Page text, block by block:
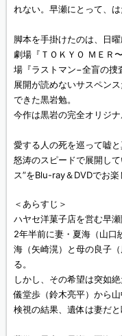
れない。早瀬にとって、
脚本を手掛けたのは、日
劇場『ＴＯＫＹＯ ＭＥＲ
場『ラストマン−全盲の
展開が読めないサスペン
できた黒岩勉。
今作は黒岩の完全オリジ
愛する人の死を巡って嘘
怒涛のスピードで展開し
ス”をBlu-ray＆DVDでお楽
＜あらすじ＞
ハヤセ洋菓子店を営む早
2年半前に妻・夏海（山口
海（矢崎滉）と母の良子
る。
しかし、その希望は突如
儀堂歩（鈴木亮平）から
検視の結果、遺体は妻だと